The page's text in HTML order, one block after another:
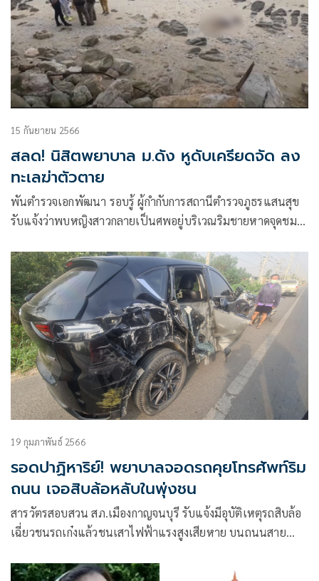
15 กันยายน 2566
สลด! นิสิตพยาบาล ม.ดัง หูดับเครียดจัด ลง
ทะเลฆ่าตัวตาย
พันตำรวจเอกพัฒนา รอบรู้ ผู้กำกับการสถานีตำรวจภูธรแสนสุข
รับแจ้งว่าพบหญิงสาวกลายเป็นศพอยู่บริเวณริมชายหาดจุดชม
19 กุมภาพันธ์ 2566
รอดปาฏิหาริย์! พยาบาลจอดรถคุยโทรศัพท์ริม
ถนน เจอสิบล้อหลับในพุ่งชน
สารวัตรสอบสวน สภ.เมืองกาญจนบุรี รับแจ้งมีอุบัติเหตุรถสิบล้อ
เฉี่ยวชนรถเก๋งแล้วชนเสาไฟฟ้าแรงสูงเสียหาย บนถนนสาย